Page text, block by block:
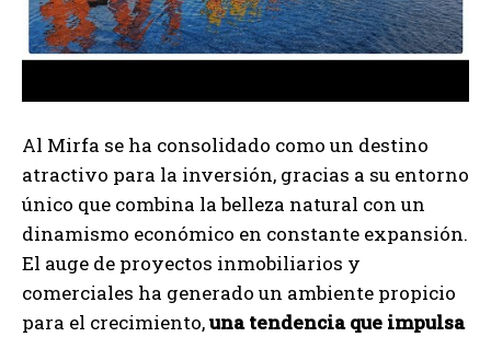
Al Mirfa se ha consolidado como un destino
atractivo para la inversión, gracias a su entorno
único que combina la belleza natural con un
dinamismo económico en constante expansión.
El auge de proyectos inmobiliarios y
comerciales ha generado un ambiente propicio
para el crecimiento,una tendencia que impulsa